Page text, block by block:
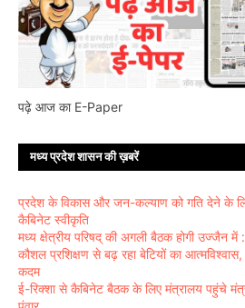
पढ़े आज का E-Paper
मध्य प्रदेश शासन की ख़बरें
प्रदेश के विकास और जन-कल्याण को गति देने के
कैबिनेट स्वीकृति
मध्य क्षेत्रीय परिषद् की अगली बैठक होगी उज्जैन में
कौशल प्रशिक्षण से बढ़ रहा बेटियों का
कदम
ई-रिक्शा से कैबिनेट बैठक के लिए मंत्रालय पहुंचे